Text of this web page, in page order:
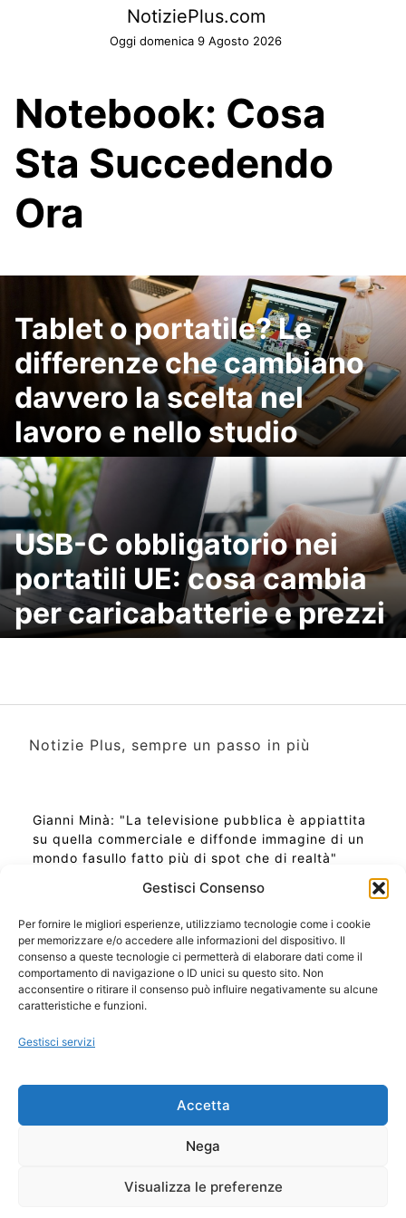
Gestisci Consenso
Per fornire le migliori esperienze, utilizziamo tecnologie come i cookie
per memorizzare e/o accedere alle informazioni del dispositivo. Il
consenso a queste tecnologie ci permetterà di elaborare dati come il
comportamento di navigazione o ID unici su questo sito. Non
acconsentire o ritirare il consenso può influire negativamente su alcune
caratteristiche e funzioni.
Gestisci servizi
Accetta
Nega
Visualizza le preferenze
NotiziePlus.com
Oggi domenica 9 Agosto 2026
Notebook: Cosa
Sta Succedendo
Ora
Tablet o portatile? Le
differenze che cambiano
davvero la scelta nel
lavoro e nello studio
USB-C obbligatorio nei
portatili UE: cosa cambia
per caricabatterie e prezzi
Notizie Plus, sempre un passo in più
Gianni Minà: "La televisione pubblica è appiattita
su quella commerciale e diffonde immagine di un
mondo fasullo fatto più di spot che di realtà"
Ora Esatta in Italia in questo momento
Ti Senti Strano Ultimamente? Potrebbe Essere per
la Risonanza di Schumann
Come Sapere Se Stai Ascendendo alla Quinta
Copyright 2026 NotiziePlus.com
📰 Contenuto Umano Verificato
Privacy Coockie
Pubblicità